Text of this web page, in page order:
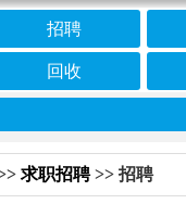
招聘
回收
求职招聘>> 招聘